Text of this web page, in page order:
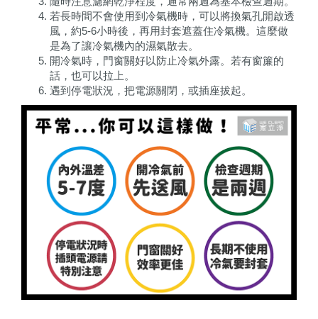
若長時間不會使用到冷氣機時，可以將換氣孔開啟透
風，約5-6小時後，再用封套遮蓋住冷氣機。這麼做
是為了讓冷氣機內的濕氣散去。
開冷氣時，門窗關好以防止冷氣外露。若有窗簾的
話，也可以拉上。
遇到停電狀況，把電源關閉，或插座拔起。